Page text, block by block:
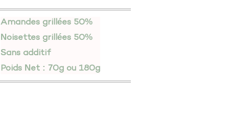
Amandes grillées 50%
Noisettes grillées 50%
Sans additif
Poids Net : 70g ou 180g